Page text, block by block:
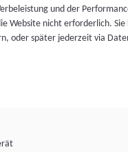
und der
Website nicht erforderlich.
oder später jederzeit via